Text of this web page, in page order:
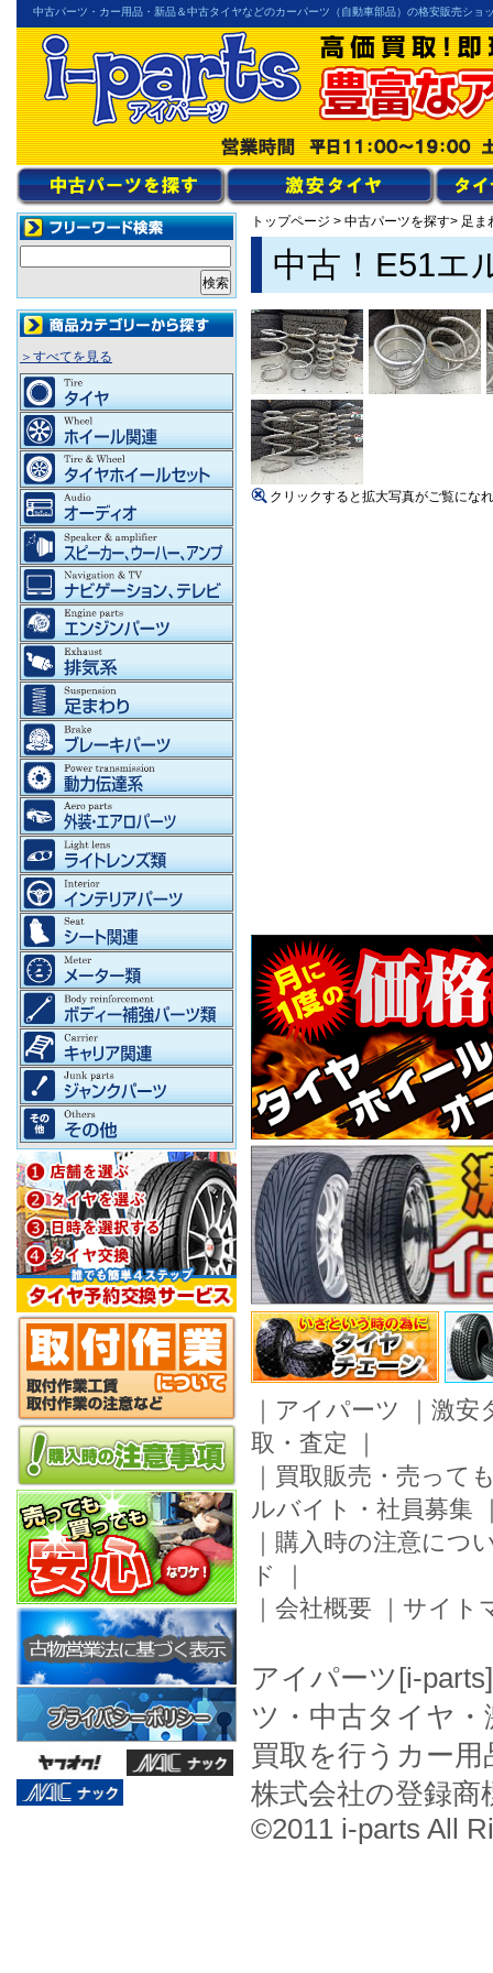
中古パーツ・カー用品・新品＆中古タイヤなどのカーパーツ（自動車部品）の格安販売ショ
トップページ > 中古パーツを探す> 足ま
中古！E51エ
クリックすると拡大写真がご覧にな
｜ アイパーツ ｜ 激安
取・査定 ｜
｜ 買取販売・売って
ルバイト・社員募集
｜ 購入時の注意につ
ド
｜
｜ 会社概要 ｜ サイト
アイパーツ[i-
ツ・中古タイヤ
買取を行うカー
株式会社の登録商
©2011 i-parts All
＞すべてを見る